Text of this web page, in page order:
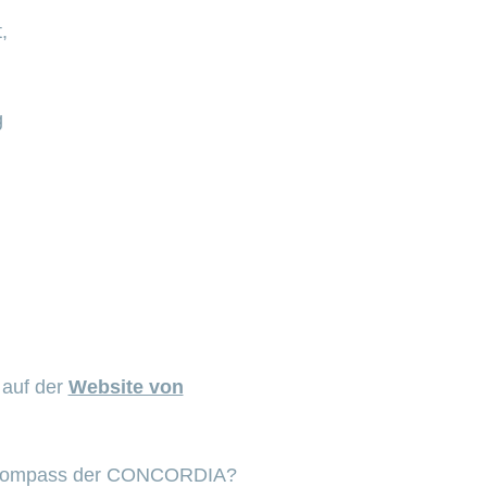
der Website von
der CONCORDIA?